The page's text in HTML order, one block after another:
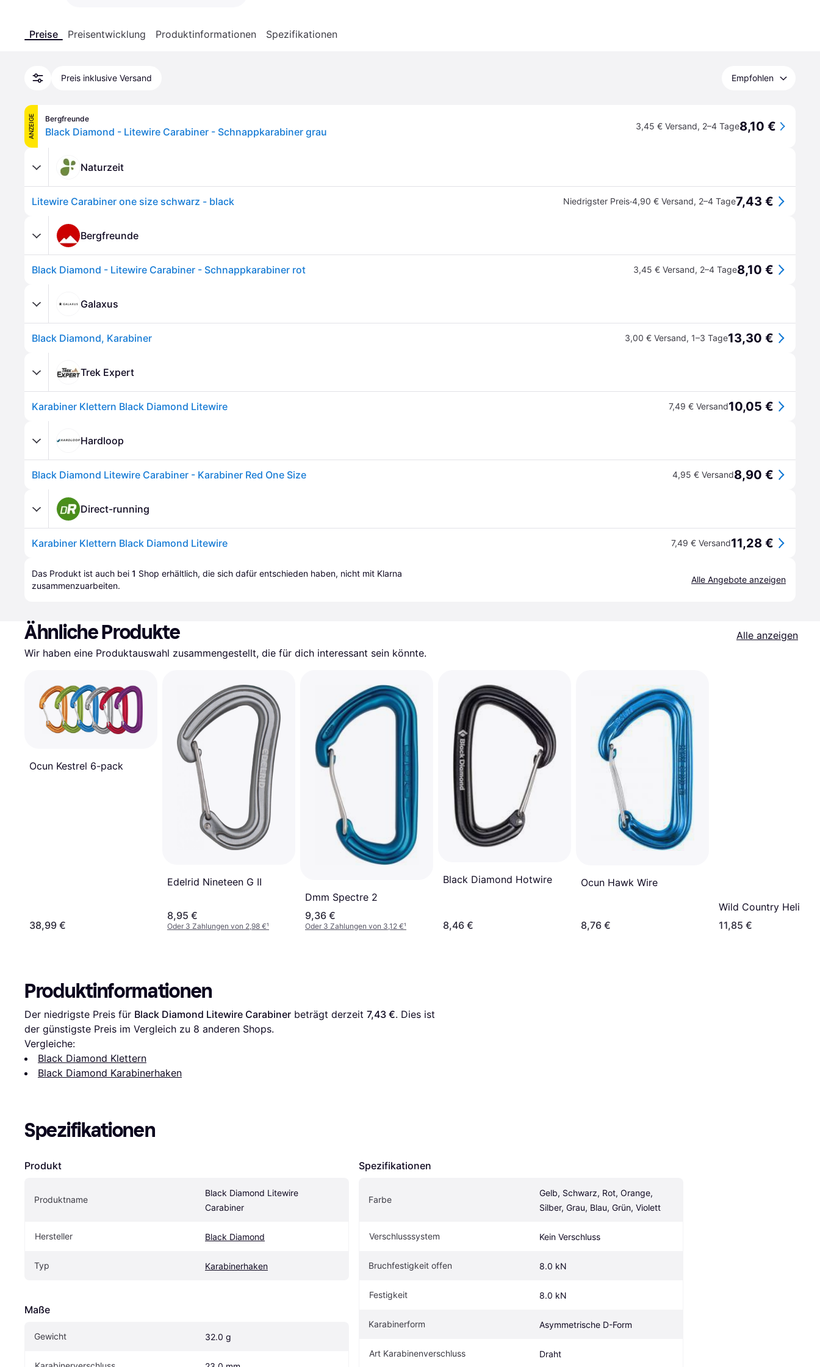
Preise Preisentwicklung Produktinformationen Spezifikationen
Preis inklusive Versand Empfohlen
ANZEIGE Bergfreunde
Black Diamond - Litewire Carabiner - Schnappkarabiner grau 3,45 € Versand, 2–4 Tage8,10 €
Naturzeit
Litewire Carabiner one size schwarz - black Niedrigster Preis·4,90 € Versand, 2–4 Tage7,43 €
Bergfreunde
Black Diamond - Litewire Carabiner - Schnappkarabiner rot 3,45 € Versand, 2–4 Tage8,10 €
Galaxus
Black Diamond, Karabiner 3,00 € Versand, 1–3 Tage13,30 €
Trek Expert
Karabiner Klettern Black Diamond Litewire 7,49 € Versand10,05 €
Hardloop
Black Diamond Litewire Carabiner - Karabiner Red One Size 4,95 € Versand8,90 €
Direct-running
Karabiner Klettern Black Diamond Litewire 7,49 € Versand11,28 €
Das Produkt ist auch bei 1 Shop erhältlich, die sich dafür entschieden haben, nicht mit Klarna
zusammenzuarbeiten.
Alle Angebote anzeigen
Ähnliche Produkte
Alle anzeigen
Wir haben eine Produktauswahl zusammengestellt, die für dich interessant sein könnte.
Ocun Kestrel 6-pack
38,99 €
Edelrid Nineteen G II
8,95 €
Oder 3 Zahlungen von 2,98 €¹
Dmm Spectre 2
9,36 €
Oder 3 Zahlungen von 3,12 €¹
Black Diamond Hotwire
8,46 €
Ocun Hawk Wire
8,76 €
Wild Country Helium
11,85 €
Produktinformationen
Der niedrigste Preis für Black Diamond Litewire Carabiner beträgt derzeit 7,43 €. Dies ist
der günstigste Preis im Vergleich zu 8 anderen Shops.
Vergleiche:
Black Diamond Klettern
Black Diamond Karabinerhaken
Spezifikationen
Produkt
Produktname
Black Diamond Litewire
Carabiner
Hersteller Black Diamond
Typ Karabinerhaken
Maße
Gewicht 32.0 g
Spezifikationen
Farbe
Gelb, Schwarz, Rot, Orange,
Silber, Grau, Blau, Grün, Violett
Verschlusssystem Kein Verschluss
Bruchfestigkeit offen 8.0 kN
Festigkeit 8.0 kN
Karabinerform Asymmetrische D-Form
Art Karabinenverschluss Draht